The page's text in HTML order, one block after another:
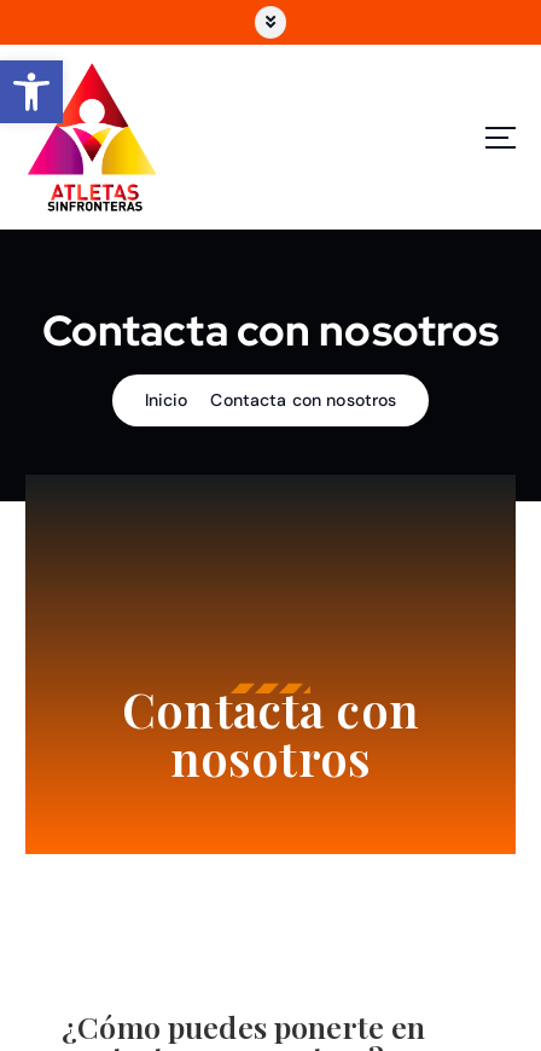
Abrir barra de herramientas
Contacta con nosotros
Inicio Contacta con nosotros
Contacta con
nosotros
¿Cómo puedes ponerte en